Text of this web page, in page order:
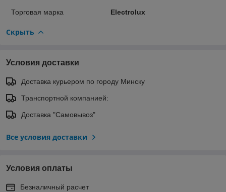
Торговая марка Electrolux
Скрыть
Условия доставки
Доставка курьером по городу Минску
Транспортной компанией:
Доставка "Самовывоз"
Все условия доставки
Условия оплаты
Безналичный расчет